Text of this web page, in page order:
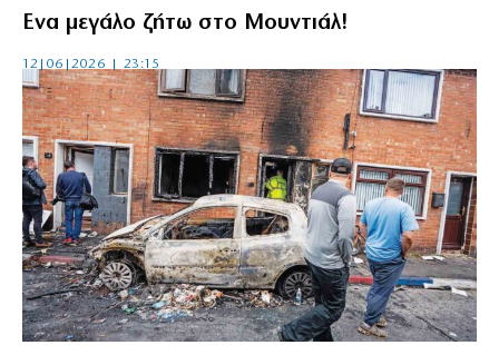
Ενα μεγάλο ζήτω στο Μουντιάλ!
12|06|2026 | 23:15